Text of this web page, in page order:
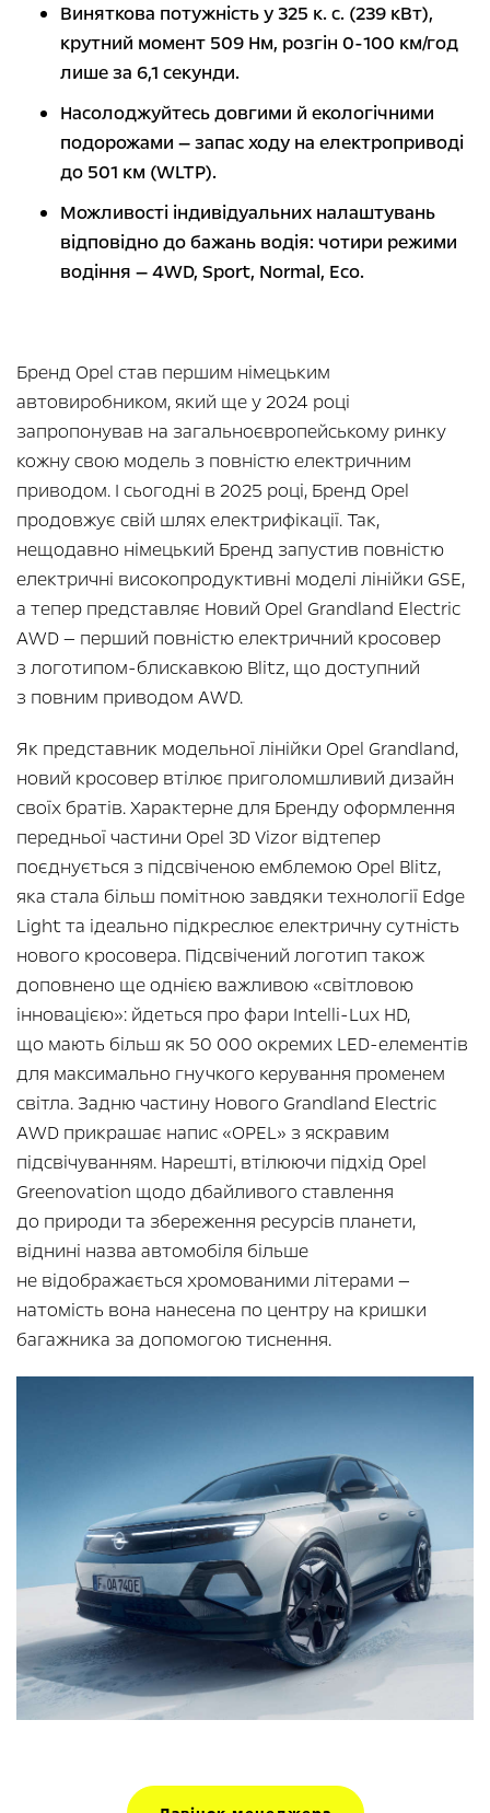
Виняткова потужність у 325 к. с. (239 кВт),
крутний момент 509 Нм, розгін 0-100 км/год
лише за 6,1 секунди.
Насолоджуйтесь довгими й екологічними
подорожами — запас ходу на електроприводі
до 501 км (WLTP).
Можливості індивідуальних налаштувань
відповідно до бажань водія: чотири режими
водіння — 4WD, Sport, Normal, Eco.
Бренд Opel став першим німецьким
автовиробником, який ще у 2024 році
запропонував на загальноєвропейському ринку
кожну свою модель з повністю електричним
приводом. І сьогодні в 2025 році, Бренд Opel
продовжує свій шлях електрифікації. Так,
нещодавно німецький Бренд запустив повністю
електричні високопродуктивні моделі лінійки GSE,
а тепер представляє Новий Opel Grandland Electric
AWD — перший повністю електричний кросовер
з логотипом-блискавкою Blitz, що доступний
з повним приводом AWD.
Як представник модельної лінійки Opel Grandland,
новий кросовер втілює приголомшливий дизайн
своїх братів. Характерне для Бренду оформлення
передньої частини Opel 3D Vizor відтепер
поєднується з підсвіченою емблемою Opel Blitz,
яка стала більш помітною завдяки технології Edge
Light та ідеально підкреслює електричну сутність
нового кросовера. Підсвічений логотип також
доповнено ще однією важливою «світловою
інновацією»: йдеться про фари Intelli-Lux HD,
що мають більш як 50 000 окремих LED-елементів
для максимально гнучкого керування променем
світла. Задню частину Нового Grandland Electric
AWD прикрашає напис «OPEL» з яскравим
підсвічуванням. Нарешті, втілюючи підхід Opel
Greenovation щодо дбайливого ставлення
до природи та збереження ресурсів планети,
віднині назва автомобіля більше
не відображається хромованими літерами —
натомість вона нанесена по центру на кришки
багажника за допомогою тиснення.